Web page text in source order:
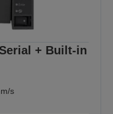
+ Built-in
s